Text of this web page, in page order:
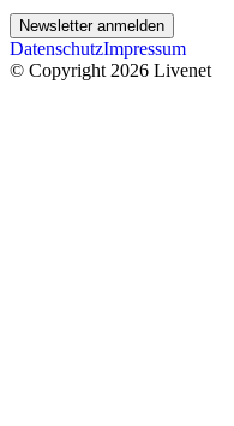
Newsletter anmelden
DatenschutzImpressum
© Copyright 2026 Livenet